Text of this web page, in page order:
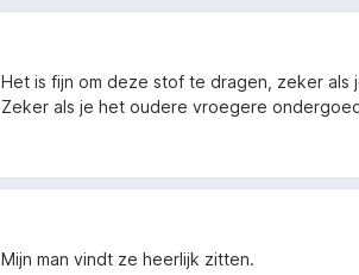
Het is fijn om deze stof te dragen, zeker als
Zeker als je het oudere vroegere
Mijn man vindt ze heerlijk zitten.